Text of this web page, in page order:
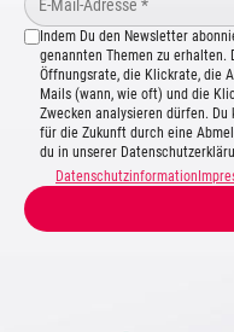
Indem Du den Newsletter
genannten Themen zu
Öffnungsrate, die Klickrate, die
Mails (wann, wie oft) und die
Zwecken analysieren dürfen.
für die Zukunft durch eine
du in unserer
Datenschutzinformation